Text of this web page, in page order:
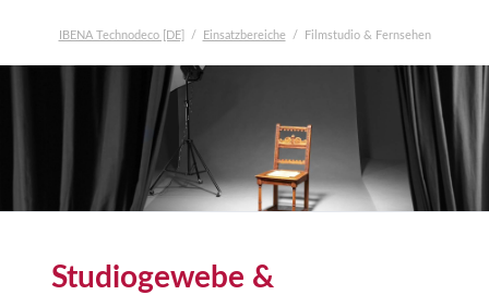
IBENA Technodeco [DE] Einsatzbereiche Filmstudio & Fernsehen
Studiogewebe &